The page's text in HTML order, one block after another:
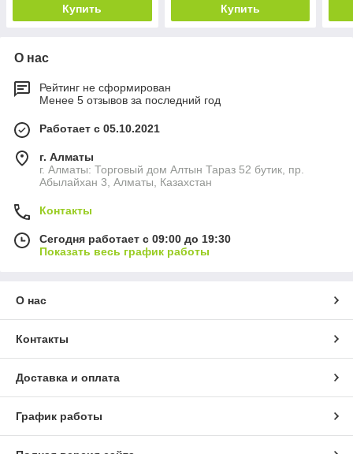
Купить Купить
О нас
Рейтинг не сформирован
Менее 5 отзывов за последний год
Работает с 05.10.2021
г. Алматы
г. Алматы: Торговый дом Алтын Тараз 52 бутик, пр.
Абылайхан 3, Алматы, Казахстан
Контакты
Сегодня работает с 09:00 до 19:30
Показать весь график работы
О нас
Контакты
Доставка и оплата
График работы